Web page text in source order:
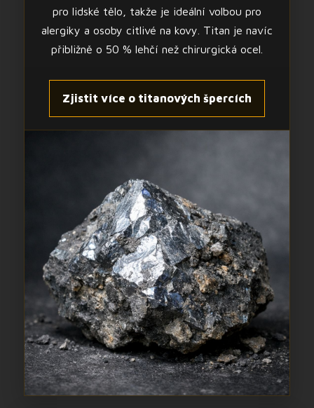
pro lidské tělo, takže je ideální volbou pro
alergiky a osoby citlivé na kovy. Titan je navíc
přibližně o 50 % lehčí než chirurgická ocel.
Zjistit více o titanových špercích